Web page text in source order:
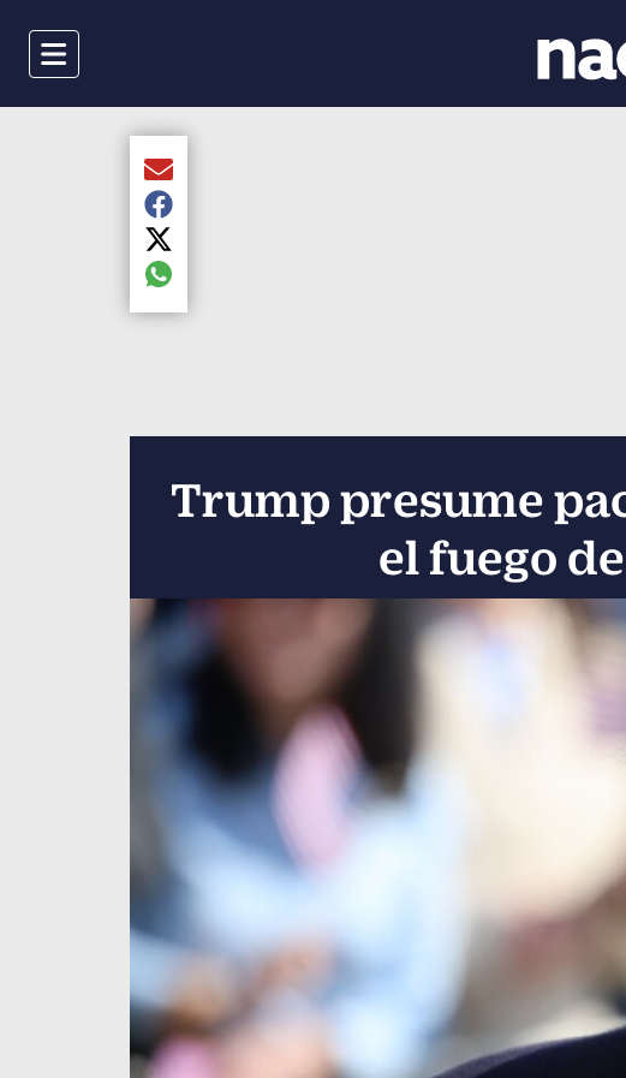
Menu
Trump presume
el fuego
Compartir el artículo actual mediante Email
Compartir el artículo actual mediante Facebook
Compartir el artículo actual mediante Twitter
Compartir el artículo actual mediante global.social-